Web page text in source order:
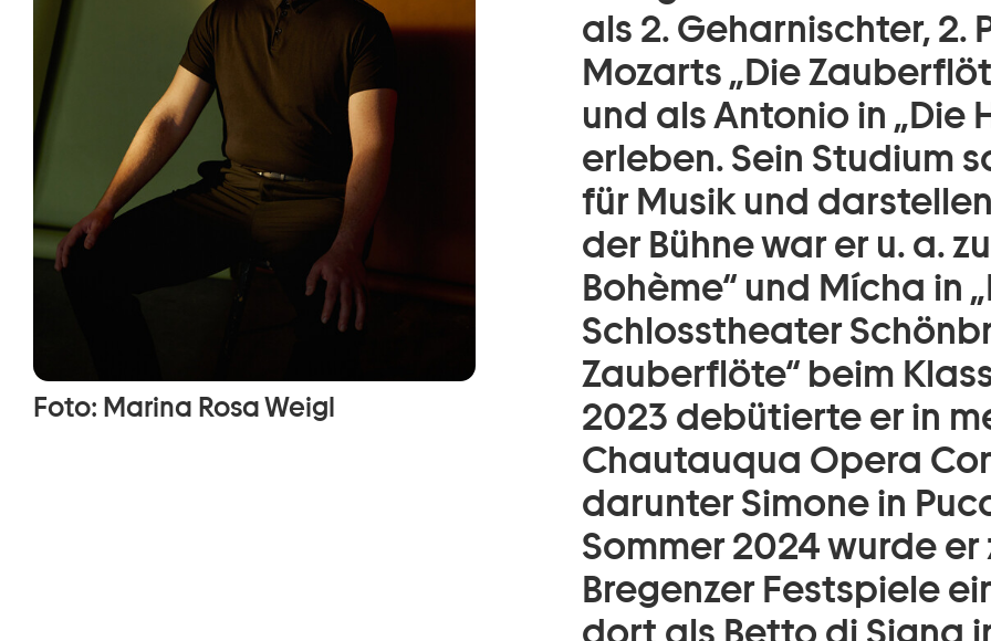
Foto: Marina Rosa Weigl
als 2. Geharnischter, 2.
Mozarts „Die
und als Antonio in „Die
erleben. Sein Studium
für Musik und
der Bühne war er u. a.
Bohème“ und Mícha in
Schlosstheater
Zauberflöte“ beim
2023 debütierte er in
Chautauqua Opera
darunter Simone in
Sommer 2024 wurde
Bregenzer Festspiele
dort als Betto di Signa